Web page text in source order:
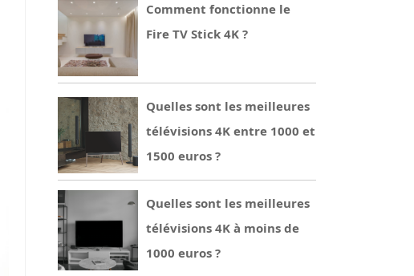
Comment fonctionne le
Fire TV Stick 4K ?
Quelles sont les meilleures
télévisions 4K entre 1000 et
1500 euros ?
Quelles sont les meilleures
télévisions 4K à moins de
1000 euros ?